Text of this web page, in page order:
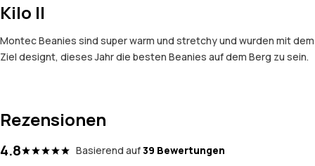
Kilo II
Montec Beanies sind super warm und stretchy und wurden mit dem
Ziel designt, dieses Jahr die besten Beanies auf dem Berg zu sein.
Rezensionen
4.8 Basierend auf39 Bewertungen